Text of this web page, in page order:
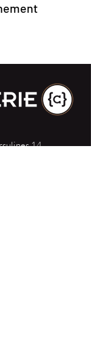
14